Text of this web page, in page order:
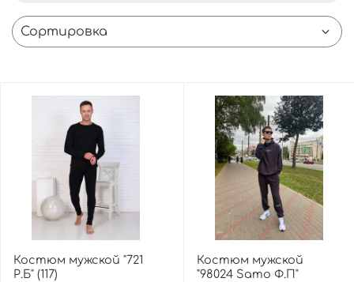
Костюм мужской "721
Р.Б" (117)
Костюм мужской
"98024 Samo Ф.П"